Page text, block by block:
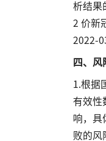
析结果
2 价新
2022-
四、风
1.根据
有效性
响，具
败的风